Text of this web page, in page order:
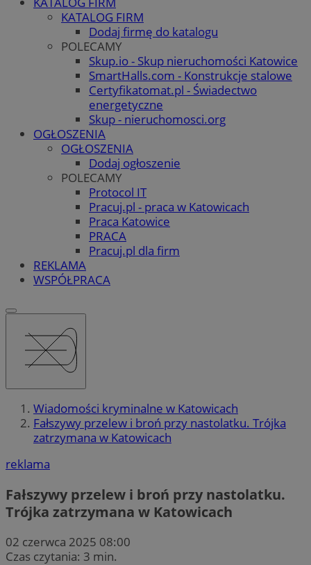
KATALOG FIRM
Dodaj firmę do katalogu
POLECAMY
Skup.io - Skup nieruchomości Katowice
SmartHalls.com - Konstrukcje stalowe
Certyfikatomat.pl - Świadectwo
energetyczne
Skup - nieruchomosci.org
OGŁOSZENIA
OGŁOSZENIA
Dodaj ogłoszenie
POLECAMY
Protocol IT
Pracuj.pl - praca w Katowicach
Praca Katowice
PRACA
Pracuj.pl dla firm
REKLAMA
WSPÓŁPRACA
Wiadomości kryminalne w Katowicach
Fałszywy przelew i broń przy nastolatku. Trójka
zatrzymana w Katowicach
reklama
Fałszywy przelew i broń przy nastolatku.
Trójka zatrzymana w Katowicach
02 czerwca 2025 08:00
Czas czytania: 3 min.